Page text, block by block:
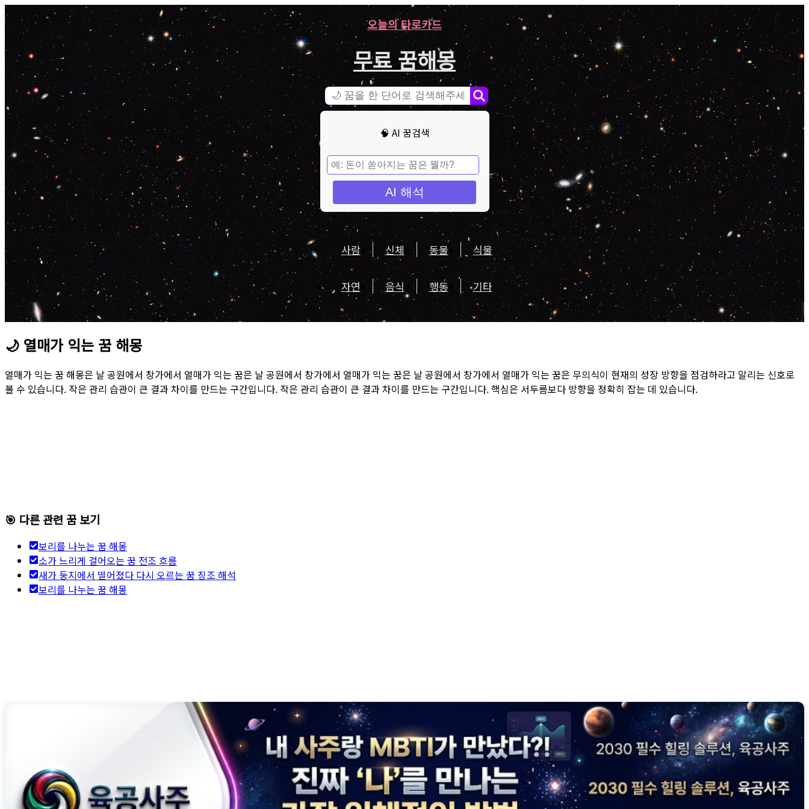
오늘의 타로카드
무료 꿈해몽
🧠 AI 꿈검색
AI 해석
사람 신체 동물 식물
자연 음식 행동 기타
🌙 열매가 익는 꿈 해몽
열매가 익는 꿈 해몽은 날 공원에서 창가에서 열매가 익는 꿈은 날 공원에서 창가에서 열매가 익는 꿈은 날 공원에서 창가에서 열매가 익는 꿈은 무의식이 현재의 성장 방향을 점검하라고 알리는 신호로
볼 수 있습니다. 작은 관리 습관이 큰 결과 차이를 만드는 구간입니다. 작은 관리 습관이 큰 결과 차이를 만드는 구간입니다. 핵심은 서두름보다 방향을 정확히 잡는 데 있습니다.
🎯 다른 관련 꿈 보기
보리를 나누는 꿈 해몽
소가 느리게 걸어오는 꿈 전조 흐름
새가 둥지에서 떨어졌다 다시 오르는 꿈 징조 해석
보리를 나누는 꿈 해몽